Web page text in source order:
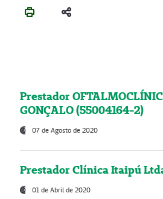
Prestador
GONÇALO (55004164-2)
07 de Agosto de 2020
Prestador Clínica Itaipú
01 de Abril de 2020